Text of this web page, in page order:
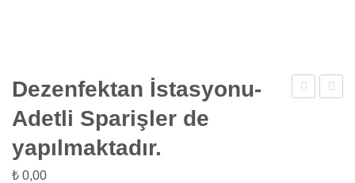
Dezenfektan İstasyonu-
Adetli Sparişler de
yapılmaktadır.
₺ 0,00